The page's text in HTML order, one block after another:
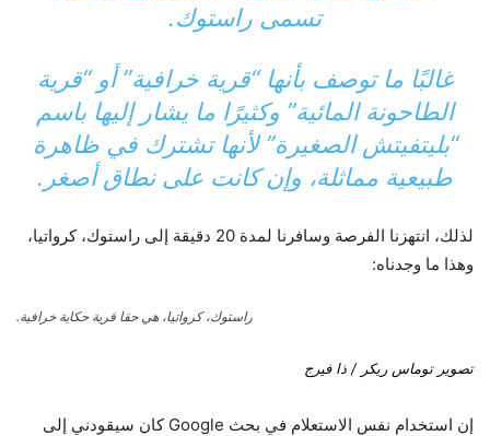
تسمى راستوك.
غالبًا ما توصف بأنها “قرية خرافية” أو “قرية
الطاحونة المائية” وكثيرًا ما يشار إليها باسم
“بليتفيتش الصغيرة” لأنها تشترك في ظاهرة
طبيعية مماثلة، وإن كانت على نطاق أصغر.
لذلك، انتهزنا الفرصة وسافرنا لمدة 20 دقيقة إلى راستوك، كرواتيا،
وهذا ما وجدناه:
راستوك، كرواتيا، هي حقا قرية حكاية خرافية.
تصوير توماس ريكر / ذا فيرج
إن استخدام نفس الاستعلام في بحث Google كان سيقودني إلى